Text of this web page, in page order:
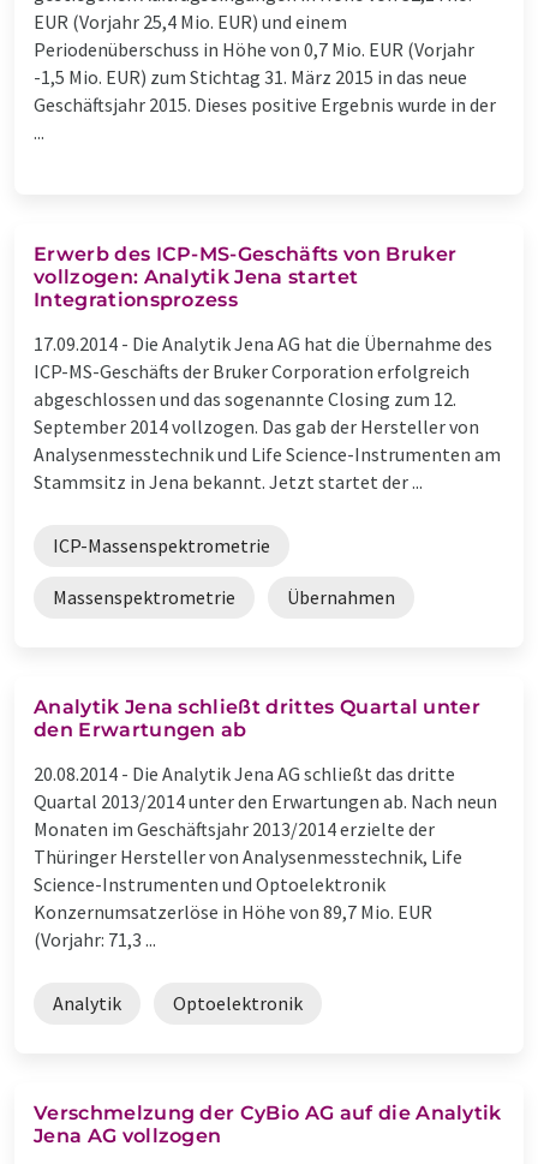
EUR (Vorjahr 25,4 Mio. EUR) und einem
Periodenüberschuss in Höhe von 0,7 Mio. EUR (Vorjahr
-1,5 Mio. EUR) zum Stichtag 31. März 2015 in das neue
Geschäftsjahr 2015. Dieses positive Ergebnis wurde in der
...
Erwerb des ICP-MS-Geschäfts von Bruker
vollzogen: Analytik Jena startet
Integrationsprozess
17.09.2014 - Die Analytik Jena AG hat die Übernahme des
ICP-MS-Geschäfts der Bruker Corporation erfolgreich
abgeschlossen und das sogenannte Closing zum 12.
September 2014 vollzogen. Das gab der Hersteller von
Analysenmesstechnik und Life Science-Instrumenten am
Stammsitz in Jena bekannt. Jetzt startet der ...
ICP-Massenspektrometrie
Massenspektrometrie Übernahmen
Analytik Jena schließt drittes Quartal unter
den Erwartungen ab
20.08.2014 - Die Analytik Jena AG schließt das dritte
Quartal 2013/2014 unter den Erwartungen ab. Nach neun
Monaten im Geschäftsjahr 2013/2014 erzielte der
Thüringer Hersteller von Analysenmesstechnik, Life
Science-Instrumenten und Optoelektronik
Konzernumsatzerlöse in Höhe von 89,7 Mio. EUR
(Vorjahr: 71,3 ...
Analytik Optoelektronik
Verschmelzung der CyBio AG auf die Analytik
Jena AG vollzogen